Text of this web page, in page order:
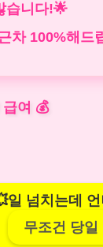
습니다!🌟
차 100%해드
여 💰
일 넘치는데
무조건 당일